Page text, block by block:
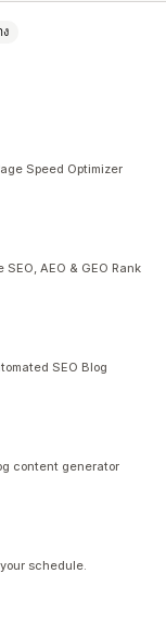
ง
Speed Optimizer
SEO, AEO & GEO Rank
SEO Blog
content generator
schedule.